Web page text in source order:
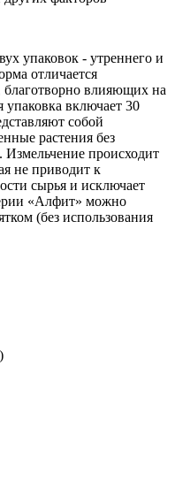
упаковок - утреннего и
отличается
влияющих на
включает 30
собой
растения без
Измельчение происходит
не приводит к
сырья и исключает
«Алфит» можно
(без использования